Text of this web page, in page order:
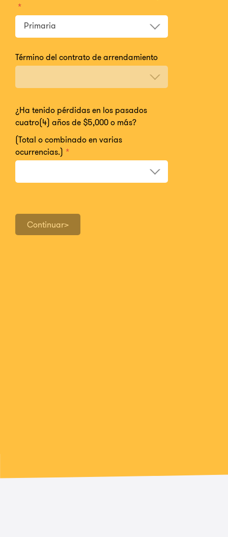
*
Primaria
Término del contrato de arrendamiento
¿Ha tenido pérdidas en los pasados
cuatro(4) años de $5,000 o más?
(Total o combinado en varias
ocurrencias.) *